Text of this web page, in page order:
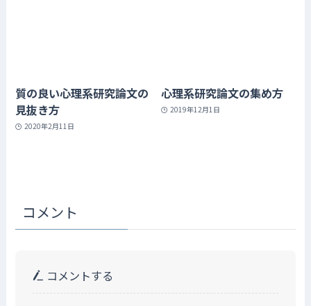
質の良い心理系研究論文の
見抜き方
2020年2月11日
心理系研究論文の集め方
2019年12月1日
コメント
コメントする